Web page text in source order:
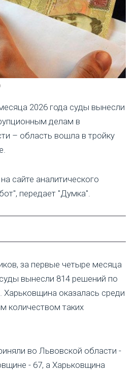
2026 года суды вынесли
делам в
– область вошла в тройку
сайте аналитического
передает "Думка".
за первые четыре месяца
вынесли 814 решений по
Харьковщина оказалась среди
количеством таких
во Львовской области -
- 67, а Харьковщина